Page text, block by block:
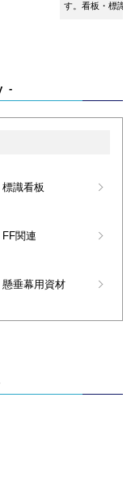
す。看板・標識
標識看板
FF関連
懸垂幕用資材